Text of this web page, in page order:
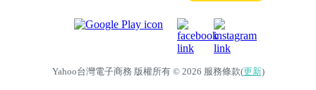
Yahoo台灣電子商務 版權所有 © 2026 服務條款(更新)